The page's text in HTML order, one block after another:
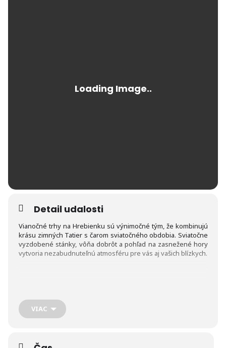
Detail udalosti
Vianočné trhy na Hrebienku sú výnimočné tým, že kombinujú
krásu zimných Tatier s čarom sviatočného obdobia. Sviatočne
vyzdobené stánky, vôňa dobrôt a pohľad na zasnežené hory
vytvoria nezabudnuteľnú atmosféru pre vás aj vašich blízkych.
Hrebienku
, ktoré opäť prinesú sviatočnú atmosféru priamo
do srdca Tatier. Trhy sa budú konať každú sobotu a nedeľu
prostredí.
VIAC